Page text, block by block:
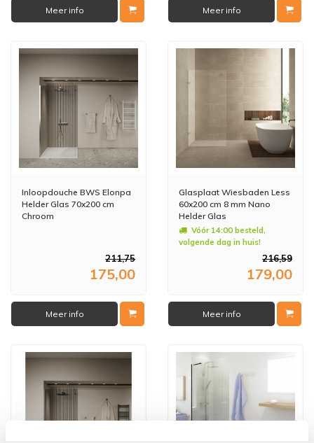
Meer info Meer info
Inloopdouche BWS Elonpa
Helder Glas 70x200 cm
Chroom
211,75
175,00
Meer info
Glasplaat Wiesbaden Less
60x200 cm 8 mm Nano
Helder Glas
Vóór 14:00 besteld,
volgende dag in huis!
216,59
179,00
Meer info